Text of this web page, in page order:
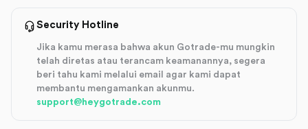
Security Hotline
Jika kamu merasa bahwa akun Gotrade-mu mungkin
telah diretas atau terancam keamanannya, segera
beri tahu kami melalui email agar kami dapat
membantu mengamankan akunmu.
support@heygotrade.com